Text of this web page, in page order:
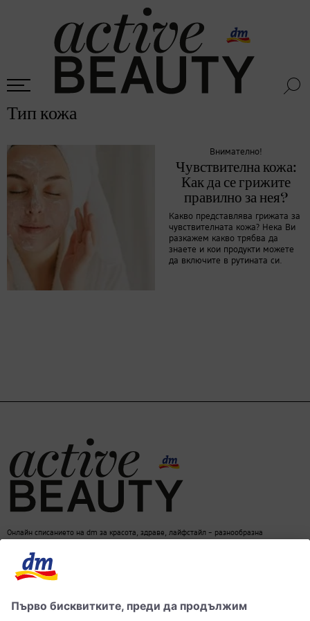
Тип кожа
Внимателно!
Чувствителна кожа:
Как да се грижите
правилно за нея?
Какво представлява грижата за
чувствителната кожа? Нека Ви
разкажем какво трябва да
знаете и кои продукти можете
да включите в рутината си.
Онлайн списанието на dm за красота, здраве, лайфстайл – разнообразна